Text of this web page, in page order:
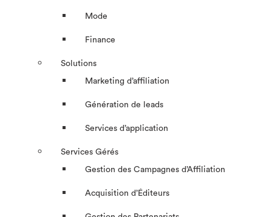
Mode
Finance
Solutions
Marketing d’affiliation
Génération de leads
Services d’application
Services Gérés
Gestion des Campagnes d’Affiliation​
Acquisition d’Éditeurs